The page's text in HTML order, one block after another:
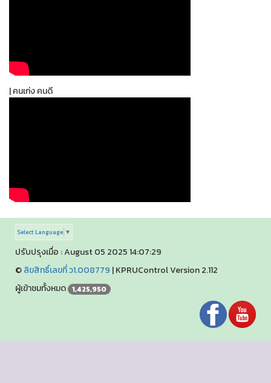
| คนเก่ง คนดี
Select Language ▼
ปรับปรุงเมื่อ : August 05 2025 14:07:29
©ลิขสิทธิ์เลขที่ ว1.008779 |KPRUControl Version 2.112
ผู้เข้าชมทั้งหมด 1,425,950